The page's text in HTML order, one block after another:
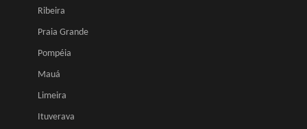
Ribeira
Praia Grande
Pompéia
Mauá
Limeira
Ituverava